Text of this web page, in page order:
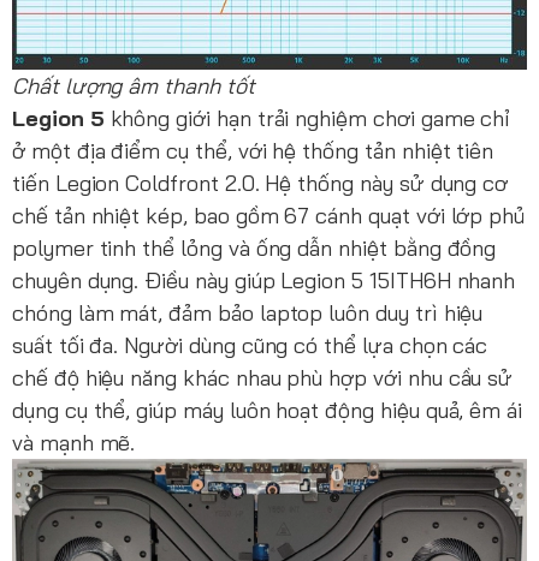
Chất lượng âm thanh tốt
Legion 5 không giới hạn trải nghiệm chơi game chỉ
ở một địa điểm cụ thể, với hệ thống tản nhiệt tiên
tiến Legion Coldfront 2.0. Hệ thống này sử dụng cơ
chế tản nhiệt kép, bao gồm 67 cánh quạt với lớp phủ
polymer tinh thể lỏng và ống dẫn nhiệt bằng đồng
chuyên dụng. Điều này giúp Legion 5 15ITH6H nhanh
chóng làm mát, đảm bảo laptop luôn duy trì hiệu
suất tối đa. Người dùng cũng có thể lựa chọn các
chế độ hiệu năng khác nhau phù hợp với nhu cầu sử
dụng cụ thể, giúp máy luôn hoạt động hiệu quả, êm ái
và mạnh mẽ.